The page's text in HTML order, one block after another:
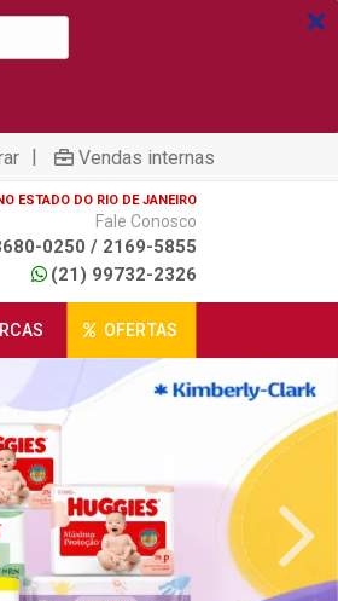
| Vendas internas
ESTADO DO RIO DE JANEIRO
Fale Conosco
0250 / 2169-5855
(21) 99732-2326
OFERTAS